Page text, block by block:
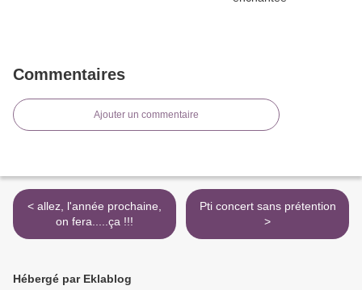
Commentaires
Ajouter un commentaire
< allez, l'année prochaine,
on fera.....ça !!!
Pti concert sans prétention
>
Hébergé par Eklablog